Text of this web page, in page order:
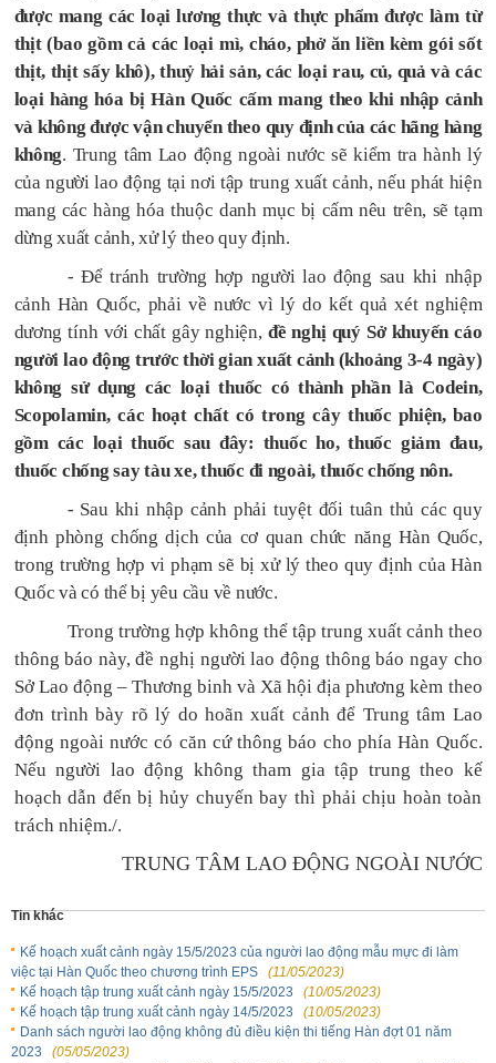
được mang các loại lương thực và thực phẩm được làm từ
thịt (bao gồm cả các loại mì, cháo, phở ăn liền kèm gói sốt
thịt, thịt sấy khô), thuỷ hải sản, các loại rau, củ, quả và các
loại hàng hóa bị Hàn Quốc cấm mang theo khi nhập cảnh
và không được vận chuyển theo quy định của các hãng hàng
không. Trung tâm Lao động ngoài nước sẽ kiểm tra hành lý
của người lao động tại nơi tập trung xuất cảnh, nếu phát hiện
mang các hàng hóa thuộc danh mục bị cấm nêu trên, sẽtạm
dừng xuất cảnh,xử lý theo quy định.
- Để tránh trường hợp người lao động sau khi nhập
cảnh Hàn Quốc, phải về nước vì lý do kết quả xét nghiệm
dương tính với chất gây nghiện, đề nghị quý Sở khuyến cáo
người lao động trước thời gian xuất cảnh (khoảng 3-4 ngày)
không sử dụng các loại thuốc có thành phần là Codein,
Scopolamin, các hoạt chất có trong cây thuốc phiện, bao
gồm các loại thuốc sau đây: thuốc ho, thuốc giảm đau,
thuốc chống say tàu xe, thuốc đi ngoài, thuốc chống nôn.
- Sau khi nhập cảnh phải tuyệt đối tuân thủ các quy
định phòng chống dịch của cơ quan chức năng Hàn Quốc,
trong trường hợp vi phạm sẽ bị xử lý theo quy định của Hàn
Quốc và có thể bị yêu cầu về nước.
Trong trường hợp không thể tập trung xuất cảnh theo
thông báo này, đề nghị người lao động thông báo ngay cho
SởLao động – Thương binh và Xã hội địa phương kèm theo
đơn trình bày rõ lý do hoãn xuất cảnhđể Trung tâm Lao
động ngoài nước có căn cứ thông báo cho phía Hàn Quốc.
Nếu người lao động không tham gia tập trung theo kế
hoạchdẫn đến bị hủy chuyến bay thì phải chịu hoàn toàn
trách nhiệm./.
TRUNG TÂM LAO ĐỘNG NGOÀI NƯỚC
Tin khác
Kế hoạch xuất cảnh ngày 15/5/2023 của người lao động mẫu mực đi làm
việc tại Hàn Quốc theo chương trình EPS
(11/05/2023)
Kế hoạch tập trung xuất cảnh ngày 15/5/2023
(10/05/2023)
Kế hoạch tập trung xuất cảnh ngày 14/5/2023
(10/05/2023)
Danh sách người lao động không đủ điều kiện thi tiếng Hàn đợt 01 năm
2023
(05/05/2023)